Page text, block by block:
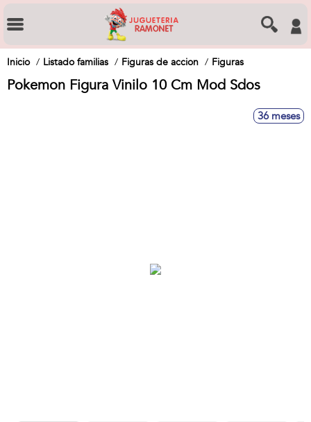
Inicio Listado familias Figuras de accion Figuras
Pokemon Figura Vinilo 10 Cm Mod Sdos
36 meses